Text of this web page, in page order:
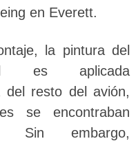
en Everett.
la pintura del
es aplicada
del resto del avión,
se encontraban
Sin embargo,